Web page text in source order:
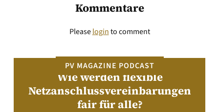
Kommentare
Pleaseloginto comment
PV MAGAZINE PODCAST
Wie werden flexible
Netzanschlussvereinbarungen
fair für alle?